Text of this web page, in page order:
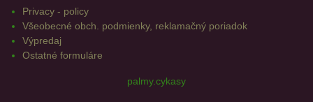
Privacy - policy
Všeobecné obch. podmienky, reklamačný poriadok
Výpredaj
Ostatné formuláre
palmy.cykasy